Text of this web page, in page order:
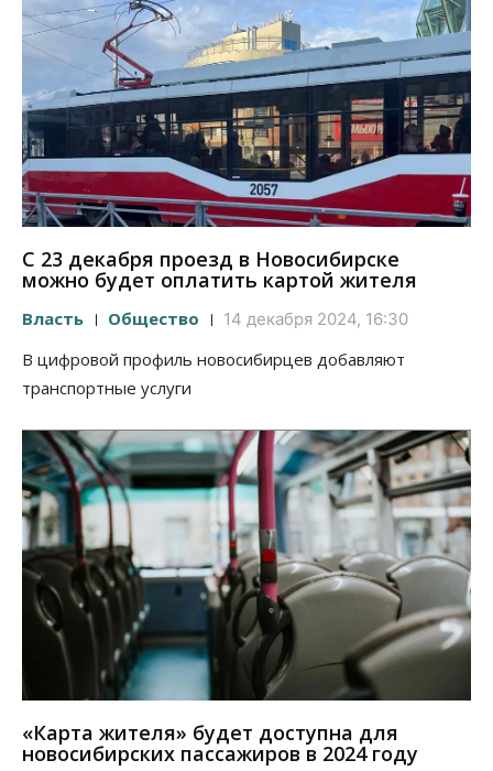
С 23 декабря проезд в Новосибирске
можно будет оплатить картой жителя
Власть Общество 14 декабря 2024, 16:30
В цифровой профиль новосибирцев добавляют
транспортные услуги
«Карта жителя» будет доступна для
новосибирских пассажиров в 2024 году